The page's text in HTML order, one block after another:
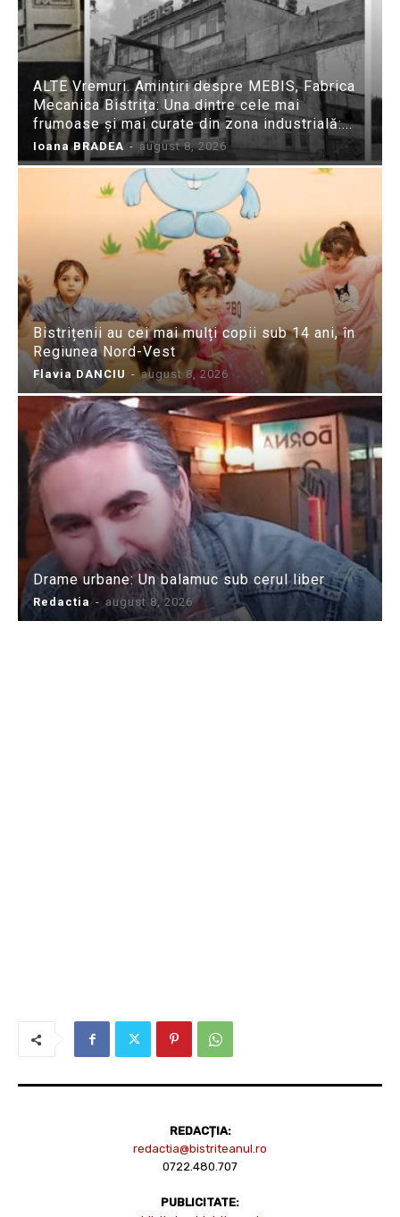
ALTE Vremuri. Amintiri despre MEBIS, Fabrica
Mecanica Bistrița: Una dintre cele mai
frumoase și mai curate din zona industrială:...
Ioana BRADEA - august 8, 2026
Bistrițenii au cei mai mulți copii sub 14 ani, în
Regiunea Nord-Vest
Flavia DANCIU - august 8, 2026
Drame urbane: Un balamuc sub cerul liber
Redactia - august 8, 2026
REDACȚIA:
redactia@bistriteanul.ro
0722.480.707
PUBLICITATE: